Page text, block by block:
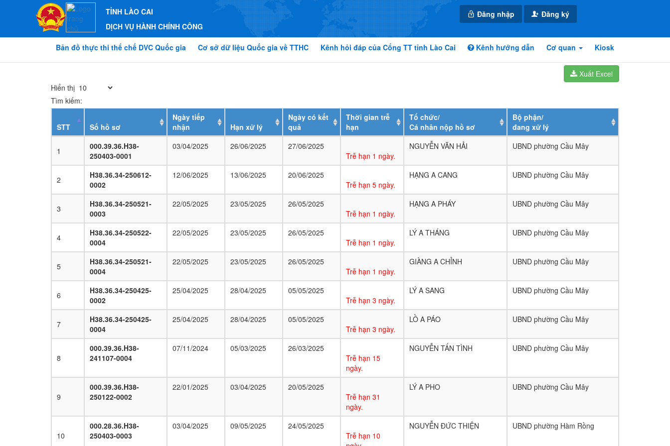
TỈNH LÀO CAI
DỊCH VỤ HÀNH CHÍNH CÔNG
Đăng nhập Đăng ký
Bản đồ thực thi thể chế DVC Quốc gia Cơ sở dữ liệu Quốc gia về TTHC Kênh hỏi đáp của Cổng TT tỉnh Lào Cai Kênh hướng dẫn Cơ quan Kiosk
Xuất Excel
Hiển thị
Tìm kiếm:
STT Số hồ sơ
Ngày tiếp
nhận
Hạn xử lý
Ngày có kết
quả
Thời gian trễ
hạn
Tổ chức/
Cá nhân nộp hồ sơ
Bộ phận/
đang xử lý
1
000.39.36.H38-
250403-0001
03/04/2025 26/06/2025
27/06/2025
Trễ hạn 1 ngày.
NGUYỄN VĂN HẢI UBND phường Cầu Mây
2
H38.36.34-250612-
0002
12/06/2025 13/06/2025
20/06/2025
Trễ hạn 5 ngày.
HẠNG A CANG UBND phường Cầu Mây
3
H38.36.34-250521-
0003
22/05/2025 23/05/2025
26/05/2025
Trễ hạn 1 ngày.
HẠNG A PHÁY UBND phường Cầu Mây
4
H38.36.34-250522-
0004
22/05/2025 23/05/2025
26/05/2025
Trễ hạn 1 ngày.
LÝ A THÁNG UBND phường Cầu Mây
5
H38.36.34-250521-
0004
22/05/2025 23/05/2025
26/05/2025
Trễ hạn 1 ngày.
GIÀNG A CHỈNH UBND phường Cầu Mây
6
H38.36.34-250425-
0002
25/04/2025 28/04/2025
05/05/2025
Trễ hạn 3 ngày.
LÝ A SANG UBND phường Cầu Mây
7
H38.36.34-250425-
0004
25/04/2025 28/04/2025
05/05/2025
Trễ hạn 3 ngày.
LỒ A PÁO UBND phường Cầu Mây
8
000.39.36.H38-
241107-0004
07/11/2024 05/03/2025
26/03/2025
Trễ hạn 15
ngày.
NGUYỄN TẤN TÌNH UBND phường Cầu Mây
9
000.39.36.H38-
250122-0002
22/01/2025 03/04/2025
20/05/2025
Trễ hạn 31
ngày.
LÝ A PHO UBND phường Cầu Mây
10
000.28.36.H38-
250403-0003
03/04/2025 09/05/2025
24/05/2025
Trễ hạn 10
NGUYỄN ĐỨC THIỆN UBND phường Hàm Rồng